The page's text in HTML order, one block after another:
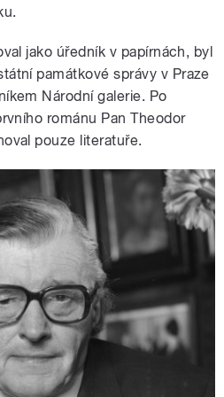
jako úředník v papírnách, byl
památkové správy v Praze
Národní galerie. Po
románu Pan Theodor
pouze literatuře.